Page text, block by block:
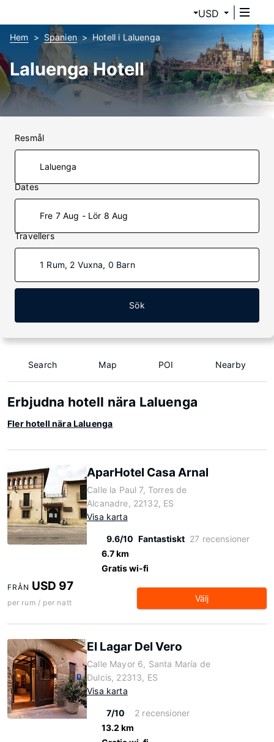
USD
Hem Spanien Hotell i Laluenga
Laluenga Hotell
Resmål
Dates
Fre 7 Aug - Lör 8 Aug
Travellers
1 Rum, 2 Vuxna, 0 Barn
Sök
Search Map POI Nearby
Erbjudna hotell nära Laluenga
Fler hotell nära Laluenga
AparHotel Casa Arnal
Calle la Paul 7, Torres de
Alcanadre, 22132, ES
Visa karta
9.6/10 Fantastiskt 27 recensioner
6.7 km
Gratis wi-fi
FRÅN USD 97
per rum / per natt Välj
El Lagar Del Vero
Calle Mayor 6, Santa María de
Dulcis, 22313, ES
Visa karta
7/10
2 recensioner
13.2 km